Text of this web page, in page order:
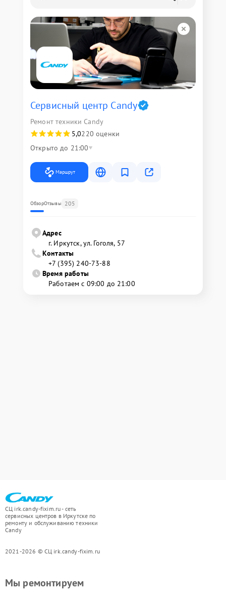
Сервисный центр Candy
Ремонт техники Candy
5,0220 оценки
Открыто до 21:00
Маршрут
ОбзорОтзывы 205
Адрес
г. Иркутск, ул. ​Гоголя, 57
Контакты
+7 (395) 240-73-88
Время работы
Работаем с 09:00 до 21:00
СЦ irk.candy-fixim.ru - сеть
сервисных центров в Иркутске по
ремонту и обслуживанию техники
Candy
2021-2026 © СЦ irk.candy-fixim.ru
Мы ремонтируем